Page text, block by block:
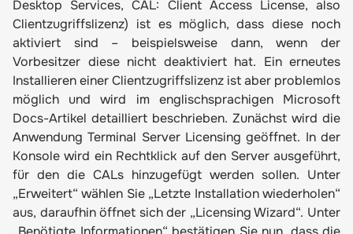
Desktop Services, CAL: Client Access License, also
Clientzugriffslizenz) ist es möglich, dass diese noch
aktiviert sind – beispielsweise dann, wenn der
Vorbesitzer diese nicht deaktiviert hat. Ein erneutes
Installieren einer Clientzugriffslizenz ist aber problemlos
möglich und wird im englischsprachigen Microsoft
Docs-Artikel detailliert beschrieben. Zunächst wird die
Anwendung Terminal Server Licensing geöffnet. In der
Konsole wird ein Rechtklick auf den Server ausgeführt,
für den die CALs hinzugefügt werden sollen. Unter
„Erweitert“ wählen Sie „Letzte Installation wiederholen“
aus, daraufhin öffnet sich der „Licensing Wizard“. Unter